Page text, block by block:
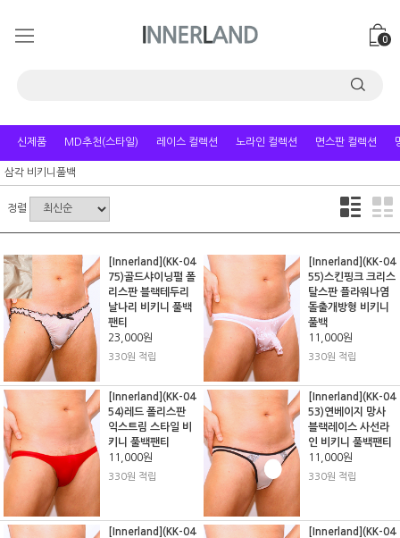
0
신제품 MD추천(스타일) 레이스 컬렉션 노라인 컬렉션 면스판 컬렉션
삼각 비키니풀백
정렬
[Innerland](KK-04
75)골드샤이닝펄 폴
리스판 블랙테두리
날나리 비키니 풀백
팬티
23,000원
330원 적립
[Innerland](KK-04
55)스킨핑크 크리스
탈스판 플라워나염
돌출개방형 비키니
풀백
11,000원
330원 적립
[Innerland](KK-04
54)레드 폴리스판
익스트림 스타일 비
키니 풀백팬티
11,000원
330원 적립
[Innerland](KK-04
53)연베이지 망사
블랙레이스 사선라
인 비키니 풀백팬티
11,000원
330원 적립
[Innerland](KK-04
[Innerland](KK-04